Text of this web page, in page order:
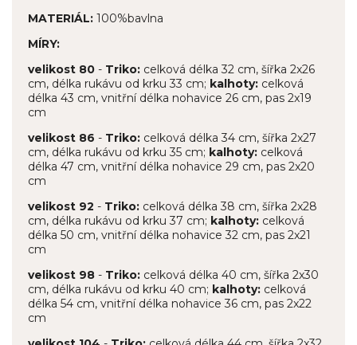
MATERIÁL: 100%bavlna
MÍRY:
velikost 80 - Triko: celková délka 32 cm, šířka 2x26
cm, délka rukávu od krku 33 cm; kalhoty: celková
délka 43 cm, vnitřní délka nohavice 26 cm, pas 2x19
cm
velikost 86 - Triko: celková délka 34 cm, šířka 2x27
cm, délka rukávu od krku 35 cm; kalhoty: celková
délka 47 cm, vnitřní délka nohavice 29 cm, pas 2x20
cm
velikost 92 - Triko: celková délka 38 cm, šířka 2x28
cm, délka rukávu od krku 37 cm; kalhoty: celková
délka 50 cm, vnitřní délka nohavice 32 cm, pas 2x21
cm
velikost 98 - Triko: celková délka 40 cm, šířka 2x30
cm, délka rukávu od krku 40 cm; kalhoty: celková
délka 54 cm, vnitřní délka nohavice 36 cm, pas 2x22
cm